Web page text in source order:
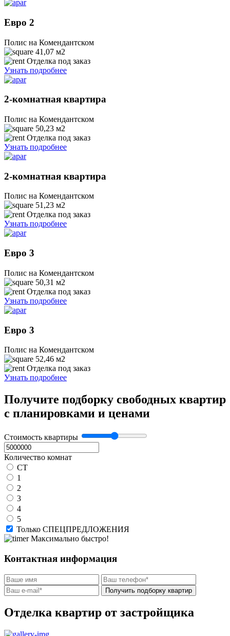
Евро 2
Полис на Комендантском
41,07 м2
Отделка под заказ
Узнать подробнее
2-комнатная квартира
Полис на Комендантском
50,23 м2
Отделка под заказ
Узнать подробнее
2-комнатная квартира
Полис на Комендантском
51,23 м2
Отделка под заказ
Узнать подробнее
Евро 3
Полис на Комендантском
50,31 м2
Отделка под заказ
Узнать подробнее
Евро 3
Полис на Комендантском
52,46 м2
Отделка под заказ
Узнать подробнее
Получите подборку свободных квартир
с планировками и ценами
Стоимость квартиры
Количество комнат
СТ
1
2
3
4
5
Только СПЕЦПРЕДЛОЖЕНИЯ
Максимально быстро!
Контактная информация
Получить подборку квартир
Отделка квартир от застройщика